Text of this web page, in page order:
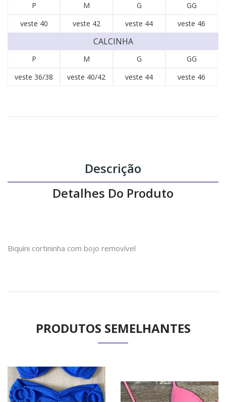
P M G
GG
veste 40
veste 42 veste 44 veste 46
CALCINHA
P M G
GG
veste 36/38
veste 40/42 veste 44 veste 46
Descrição
Detalhes Do Produto
Biquíni cortininha com bojo removível
PRODUTOS SEMELHANTES